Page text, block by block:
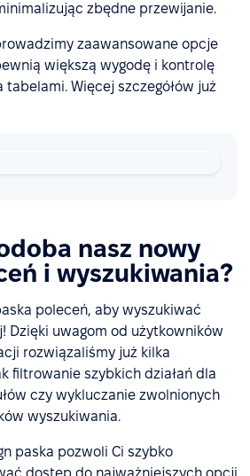
zbędne przewijanie.
zaawansowane opcje
większą wygodę i kontrolę
Więcej szczegółów już
nasz nowy
i wyszukiwania?
poleceń, aby wyszukiwać
Dzięki uwagom od użytkowników
rozwiązaliśmy już kilka
filtrowanie szybkich działań dla
czy wykluczanie zwolnionych
wyszukiwania.
paska pozwoli Ci szybko